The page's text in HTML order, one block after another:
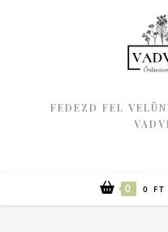
FEDEZD FEL
0 0 FT